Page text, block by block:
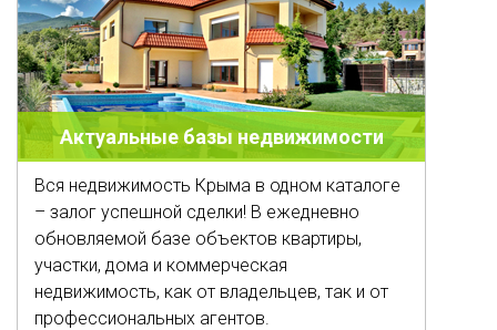
Актуальные базы недвижимости
Вся недвижимость Крыма в одном каталоге
– залог успешной сделки! В ежедневно
обновляемой базе объектов квартиры,
участки, дома и коммерческая
недвижимость, как от владельцев, так и от
профессиональных агентов.